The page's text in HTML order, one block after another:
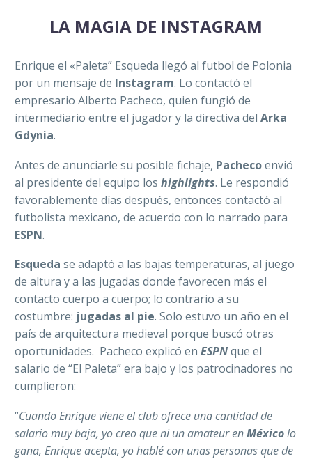
LA MAGIA DE INSTAGRAM
Enrique el «Paleta” Esqueda llegó al futbol de Polonia
por un mensaje de Instagram. Lo contactó el
empresario Alberto Pacheco, quien fungió de
intermediario entre el jugador y la directiva del Arka
Gdynia.
Antes de anunciarle su posible fichaje, Pachecoenvió
al presidente del equipo los highlights. Le respondió
favorablemente días después, entonces contactó al
futbolista mexicano, de acuerdo con lo narrado para
ESPN.
Esqueda se adaptó a las bajas temperaturas, al juego
de altura y a las jugadas donde favorecen más el
contacto cuerpo a cuerpo; lo contrario a su
costumbre: jugadas al pie. Solo estuvo un año en el
país de arquitectura medieval porque buscó otras
oportunidades. Pacheco explicó en ESPNque el
salario de “El Paleta” era bajo y los patrocinadores no
cumplieron:
“Cuando Enrique viene el club ofrece una cantidad de
salario muy baja, yo creo que ni un amateur enMéxicolo
gana, Enrique acepta, yo hablé con unas personas que de